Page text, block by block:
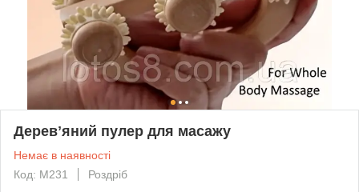
Деревʼяний пулер для масажу
Немає в наявності
Код: М231
Роздріб